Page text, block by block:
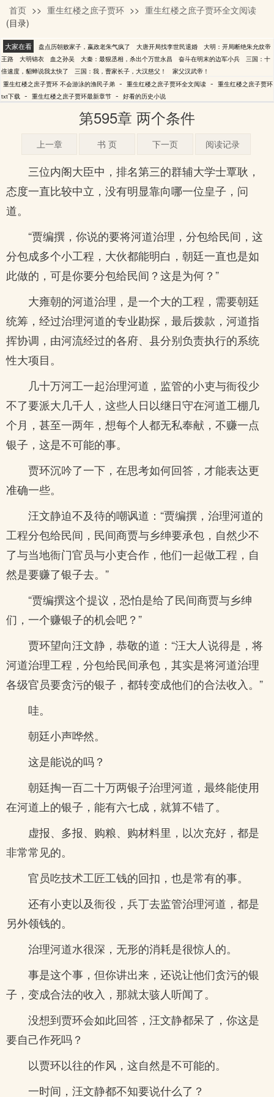
不会游泳的渔民子弟
首页 >> 重生红楼之庶子贾环 >> 重生红楼之庶子贾环全文阅读
(目录)
大家在看 盘点历朝败家子，嬴政老朱气疯了 大唐开局找李世民退婚
大明：开局断绝朱允炆帝
王路
大明锦衣 血之孙吴 大秦：最狠丞相，杀出个万世永昌 奋斗在明末的边军小兵
三国：十
倍速度，貂蝉说我太快了
三国：我，曹家长子，大汉慈父！
家父汉武帝！
重生红楼之庶子贾环 不会游泳的渔民子弟 - 重生红楼之庶子贾环全文阅读 - 重生红楼之庶子贾环
txt下载 - 重生红楼之庶子贾环最新章节 - 好看的历史小说
第595章 两个条件
上一章 书 页 下一页 阅读记录
三位内阁大臣中，排名第三的群辅大学士覃耿，
态度一直比较中立，没有明显靠向哪一位皇子，问
道。
“贾编撰，你说的要将河道治理，分包给民间，这
分包成多个小工程，大伙都能明白，朝廷一直也是如
此做的，可是你要分包给民间？这是为何？”
大雍朝的河道治理，是一个大的工程，需要朝廷
统筹，经过治理河道的专业勘探，最后拨款，河道指
挥协调，由河流经过的各府、县分别负责执行的系统
性大项目。
几十万河工一起治理河道，监管的小吏与衙役少
不了要派大几千人，这些人日以继日守在河道工棚几
个月，甚至一两年，想每个人都无私奉献，不赚一点
银子，这是不可能的事。
贾环沉吟了一下，在思考如何回答，才能表达更
准确一些。
汪文静迫不及待的嘲讽道：“贾编撰，治理河道的
工程分包给民间，民间商贾与乡绅要承包，自然少不
了与当地衙门官员与小吏合作，他们一起做工程，自
然是要赚了银子去。”
“贾编撰这个提议，恐怕是给了民间商贾与乡绅
们，一个赚银子的机会吧？”
贾环望向汪文静，恭敬的道：“汪大人说得是，将
河道治理工程，分包给民间承包，其实是将河道治理
各级官员要贪污的银子，都转变成他们的合法收入。”
哇。
朝廷小声哗然。
这是能说的吗？
朝廷掏一百二十万两银子治理河道，最终能使用
在河道上的银子，能有六七成，就算不错了。
虚报、多报、购粮、购材料里，以次充好，都是
非常常见的。
官员吃技术工匠工钱的回扣，也是常有的事。
还有小吏以及衙役，兵丁去监管治理河道，都是
另外领钱的。
治理河道水很深，无形的消耗是很惊人的。
事是这个事，但你讲出来，还说让他们贪污的银
子，变成合法的收入，那就太骇人听闻了。
没想到贾环会如此回答，汪文静都呆了，你这是
要自己作死吗？
以贾环以往的作风，这自然是不可能的。
一时间，汪文静都不知要说什么了？